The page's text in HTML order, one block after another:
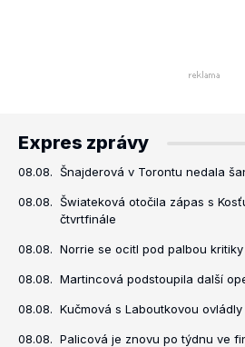
Expres zprávy
08.08. Šnajderová v Torontu nedala
08.08. Šwiateková otočila zápas s
čtvrtfinále
08.08. Norrie se ocitl pod palbou
08.08. Martincová podstoupila další
08.08. Kučmová s Laboutkovou
08.08. Palicová je znovu po týdnu ve